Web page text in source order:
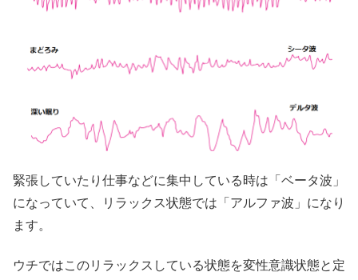
緊張していたり仕事などに集中している時は「ベータ波」
になっていて、リラックス状態では「アルファ波」になり
ます。
ウチではこのリラックスしている状態を変性意識状態と定